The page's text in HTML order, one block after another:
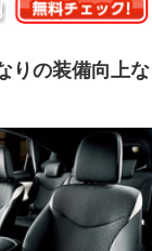
りの装備向上な